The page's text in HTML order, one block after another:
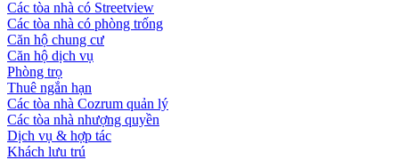
Các tòa nhà có Streetview
Các tòa nhà có phòng trống
Căn hộ chung cư
Căn hộ dịch vụ
Phòng trọ
Thuê ngắn hạn
Các tòa nhà Cozrum quản lý
Các tòa nhà nhượng quyền
Dịch vụ & hợp tác
Khách lưu trú